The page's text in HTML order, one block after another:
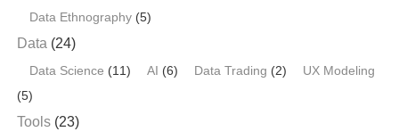
Data Ethnography (5)
Data (24)
Data Science (11) AI (6) Data Trading (2)
UX Modeling
(5)
Tools (23)